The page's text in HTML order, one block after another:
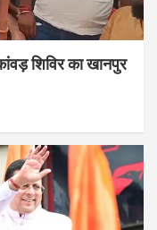
शिविर का खानपुर